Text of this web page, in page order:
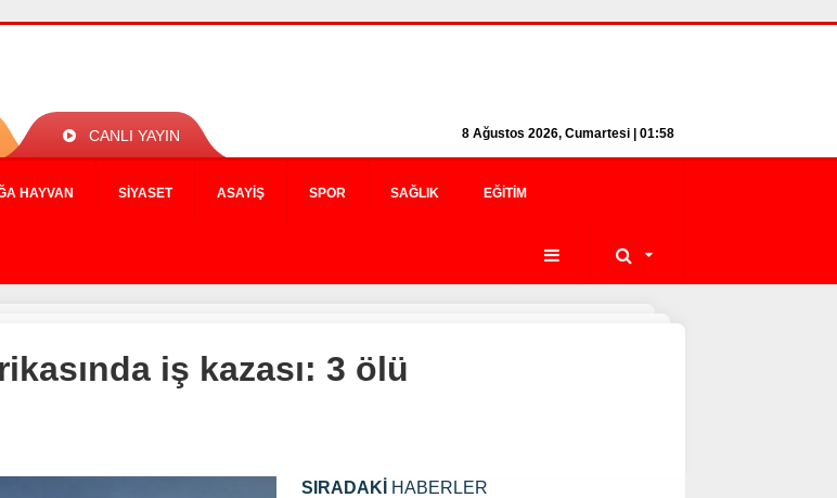
CANLI YAYIN 8 Ağustos 2026, Cumartesi | 01:58
HAYVAN SIYASET ASAYIŞ SPOR SAĞLIK EĞITIM
iş kazası: 3 ölü
SIRADAKİ HABERLER